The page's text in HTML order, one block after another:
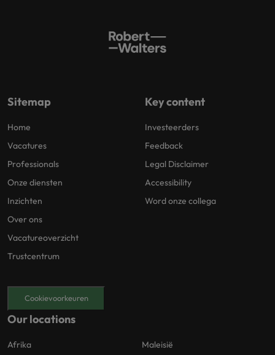
Sitemap
Home
Vacatures
Professionals
Onze diensten
Inzichten
Over ons
Vacatureoverzicht
Trustcentrum
Key content
Investeerders
Feedback
Legal Disclaimer
Accessibility
Word onze collega
Cookievoorkeuren
Our locations
Afrika
Maleisië